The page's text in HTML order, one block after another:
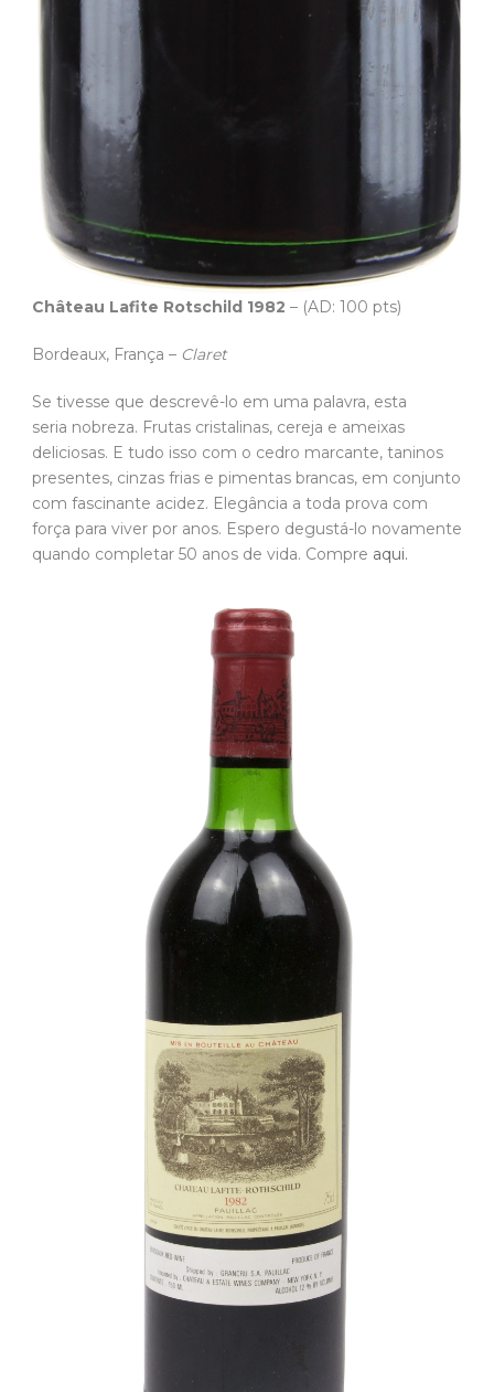
Château Lafite Rotschild 1982 – (AD: 100 pts)
Bordeaux, França – Claret
Se tivesse que descrevê-lo em uma palavra, esta
seria nobreza. Frutas cristalinas, cereja e ameixas
deliciosas. E tudo isso com o cedro marcante, taninos
presentes, cinzas frias e pimentas brancas, em conjunto
com fascinante acidez. Elegância a toda prova com
força para viver por anos. Espero degustá-lo novamente
quando completar 50 anos de vida. Compre aqui.